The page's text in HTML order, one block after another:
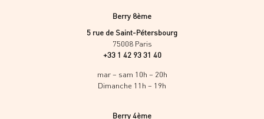
Berry 8ème
5 rue de Saint-Pétersbourg
75008 Paris
+33 1 42 93 31 40
mar – sam 10h – 20h
Dimanche 11h – 19h
Berry 4ème